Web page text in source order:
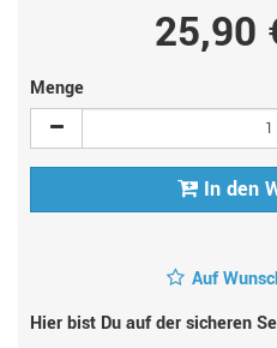
25,90
Menge
In den
Auf
Hier bist Du auf der sicheren